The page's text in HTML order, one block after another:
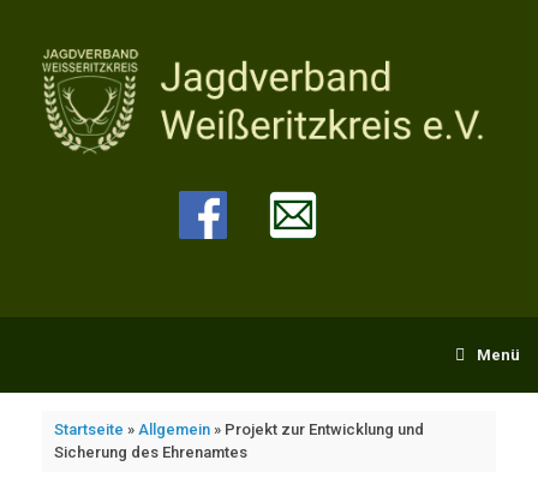
springen
Menü
Startseite » Allgemein» Projekt zur Entwicklung und
Sicherung des Ehrenamtes